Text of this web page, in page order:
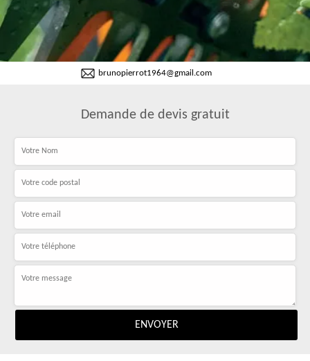
brunopierrot1964@gmail.com
Demande de devis gratuit